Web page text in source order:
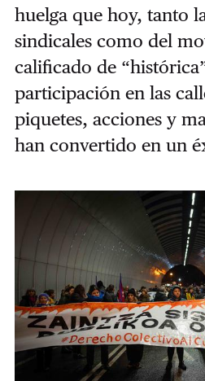
huelga que hoy, tanto
sindicales como del
calificado de
participación en las
piquetes, acciones y
han convertido en un